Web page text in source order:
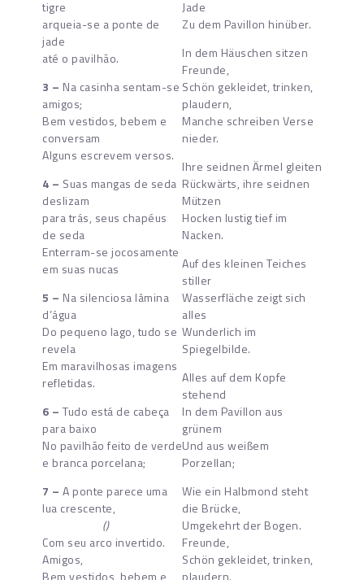
tigre
arqueia-se a ponte de
jade
até o pavilhão.
3 – Na casinha sentam-se
amigos;
Bem vestidos, bebem e
conversam
Alguns escrevem versos.
4 – Suas mangas de seda
deslizam
para trás, seus chapéus
de seda
Enterram-se jocosamente
em suas nucas
5 – Na silenciosa lâmina
d’água
Do pequeno lago, tudo se
revela
Em maravilhosas imagens
refletidas.
6 – Tudo está de cabeça
para baixo
No pavilhão feito de verde
e branca porcelana;
7 – A ponte parece uma
lua crescente,
()
Com seu arco invertido.
Amigos,
Bem vestidos, bebem e
Jade
Zu dem Pavillon hinüber.
In dem Häuschen sitzen
Freunde,
Schön gekleidet, trinken,
plaudern,
Manche schreiben Verse
nieder.
Ihre seidnen Ärmel gleiten
Rückwärts, ihre seidnen
Mützen
Hocken lustig tief im
Nacken.
Auf des kleinen Teiches
stiller
Wasserfläche zeigt sich
alles
Wunderlich im
Spiegelbilde.
Alles auf dem Kopfe
stehend
In dem Pavillon aus
grünem
Und aus weißem
Porzellan;
Wie ein Halbmond steht
die Brücke,
Umgekehrt der Bogen.
Freunde,
Schön gekleidet, trinken,
plaudern.